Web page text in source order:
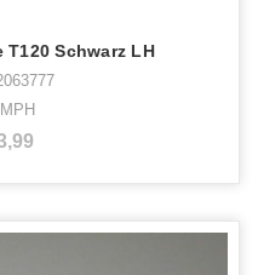
Schwarz LH